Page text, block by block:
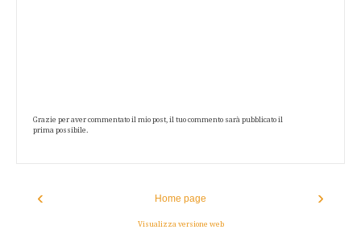
Grazie per aver commentato il mio post, il tuo commento sarà pubblicato il
prima possibile.
‹ ›
Home page
Visualizza versione web